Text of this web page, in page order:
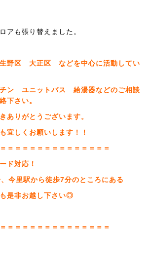
アも張り替えました。
野区 大正区 などを中心に活動してい
ン ユニットバス 給湯器などのご相談
下さい。
ありがとうございます。
宜しくお願いします！！
＝＝＝＝＝＝＝＝＝＝＝＝＝＝
ド対応！
今里駅から徒歩7分のところにある
是非お越し下さい◎
＝＝＝＝＝＝＝＝＝＝＝＝＝＝